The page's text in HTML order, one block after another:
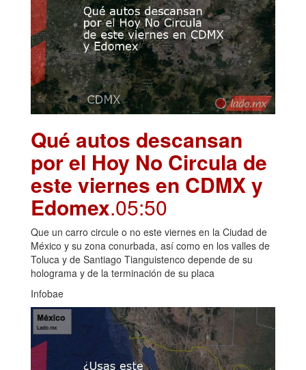
Qué autos descansan
por el Hoy No Circula de
este viernes en CDMX y
Edomex.05:50
Que un carro circule o no este viernes en la Ciudad de
México y su zona conurbada, así como en los valles de
Toluca y de Santiago Tianguistenco depende de su
holograma y de la terminación de su placa
Infobae